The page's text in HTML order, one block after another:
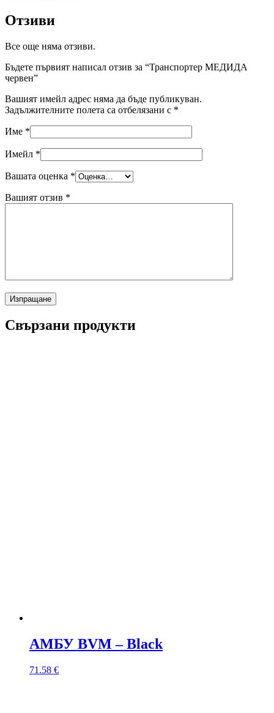
Отзиви
Все още няма отзиви.
Бъдете първият написал отзив за “Транспортер МЕДИДА
червен”
Вашият имейл адрес няма да бъде публикуван.
Задължителните полета са отбелязани с *
Име *
Имейл *
Вашата оценка *
Вашият отзив *
Свързани продукти
АМБУ BVM – Black
71.58 €